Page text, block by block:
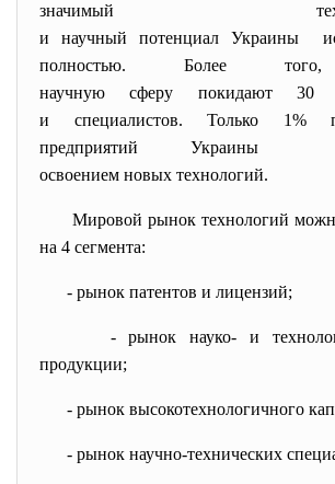
значимый
и научный потенциал Украины
полностью. Более того,
научную сферу покидают 30
и специалистов. Только 1%
предприятий Украины
освоением новых технологий.
Мировой рынок технологий
на 4 сегмента:
- рынок патентов и лицензий;
- рынок науко- и
продукции;
- рынок высокотехнологичного
- рынок научно-технических